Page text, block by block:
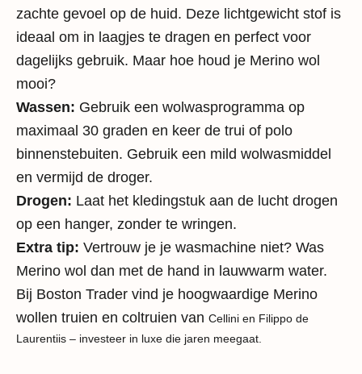
zachte gevoel op de huid. Deze lichtgewicht stof is
ideaal om in laagjes te dragen en perfect voor
dagelijks gebruik. Maar hoe houd je Merino wol
mooi?
Wassen: Gebruik een wolwasprogramma op
maximaal 30 graden en keer de trui of polo
binnenstebuiten. Gebruik een mild wolwasmiddel
en vermijd de droger.
Drogen: Laat het kledingstuk aan de lucht drogen
op een hanger, zonder te wringen.
Extra tip: Vertrouw je je wasmachine niet? Was
Merino wol dan met de hand in lauwwarm water.
Bij Boston Trader vind je hoogwaardige Merino
wollen truien en coltruien van Cellini en Filippo de
Laurentiis – investeer in luxe die jaren meegaat.